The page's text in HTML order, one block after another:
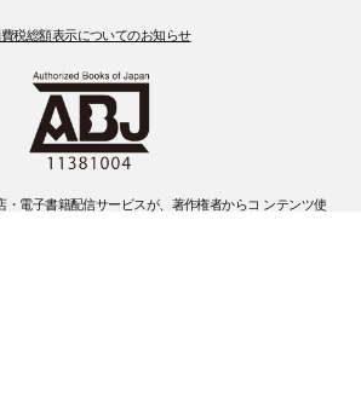
税総額表示についてのお知らせ
・電子書籍配信サービスが、著作権者からコ ンテンツ使